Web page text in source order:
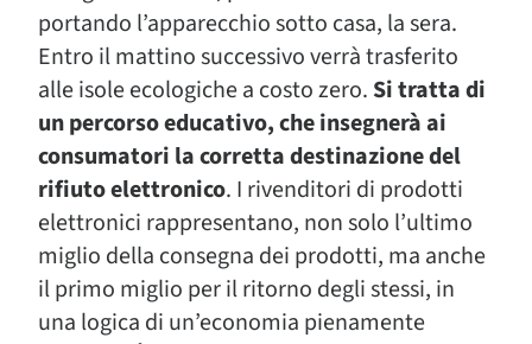
portando l’apparecchio sotto casa, la sera.
Entro il mattino successivo verrà trasferito
alle isole ecologiche a costo zero. Si tratta di
un percorso educativo, che insegnerà ai
consumatori la corretta destinazione del
rifiuto elettronico. I rivenditori di prodotti
elettronici rappresentano, non solo l’ultimo
miglio della consegna dei prodotti, ma anche
il primo miglio per il ritorno degli stessi, in
una logica di un’economia pienamente